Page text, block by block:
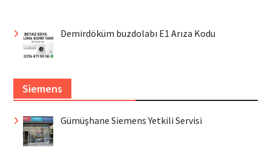
Demirdöküm buzdolabı E1 Arıza Kodu
Siemens
Gümüşhane Siemens Yetkili Servisi